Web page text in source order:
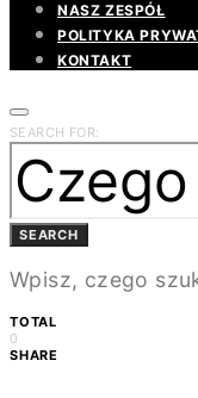
NASZ ZESPÓŁ
POLITYKA
KONTAKT
SEARCH FOR:
SEARCH
Wpisz, czego
TOTAL
0
SHARE